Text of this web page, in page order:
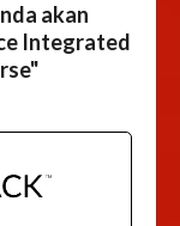
akan
Integrated